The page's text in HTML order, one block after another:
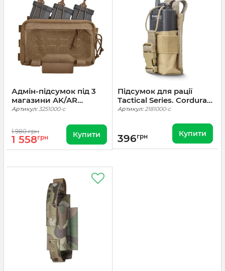
Адмін-підсумок під 3
магазини AK/AR
Tactical Series. Cordura
Артикул:3251000-c
1 980 грн
1 558грн Купити
Підсумок для рації
Tactical Series. Cordura
1000. Койот
Артикул:2181000-c
396грн Купити